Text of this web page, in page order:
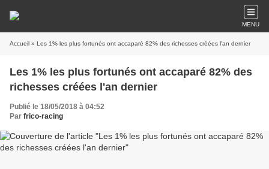
MENU
Accueil » Les 1% les plus fortunés ont accaparé 82% des richesses créées l'an dernier
Les 1% les plus fortunés ont accaparé 82% des
richesses créées l'an dernier
Publié le 18/05/2018 à 04:52
Par frico-racing